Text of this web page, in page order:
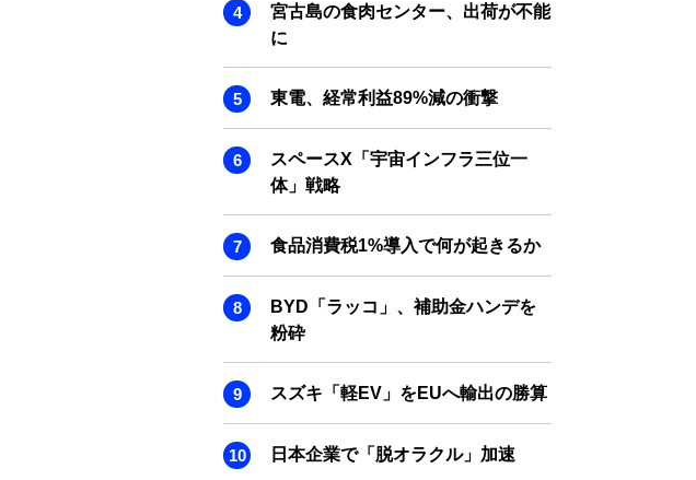
宮古島の食肉センター、出荷が不能
に
東電、経常利益89%減の衝撃
スペースX「宇宙インフラ三位一
体」戦略
食品消費税1%導入で何が起きるか
BYD「ラッコ」、補助金ハンデを
粉砕
スズキ「軽EV」をEUへ輸出の勝算
日本企業で「脱オラクル」加速
ADOPTABLE DOG JOURNAL